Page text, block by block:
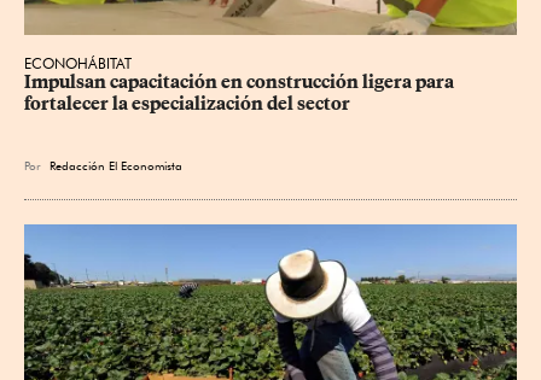
ECONOHÁBITAT
Impulsan capacitación en construcción ligera para
fortalecer la especialización del sector
Por Redacción El Economista